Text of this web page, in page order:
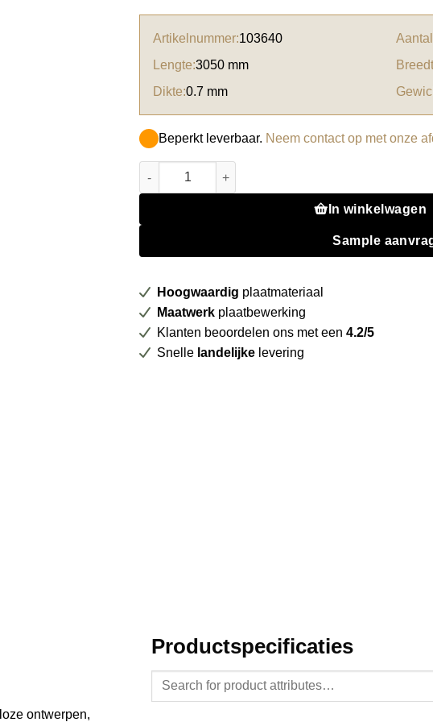
Artikelnummer:103640
Lengte:3050 mm
Dikte:0.7 mm
Beperkt leverbaar. Neem contact op met onze
Formica HPL F6477 Seasoned planked elm Puregrain
In winkelwagen
Sample
Hoogwaardig plaatmateriaal
Maatwerk plaatbewerking
Klanten beoordelen ons met een 4.2/5
Snelle landelijke levering
ontwerpen,
Productspecificaties